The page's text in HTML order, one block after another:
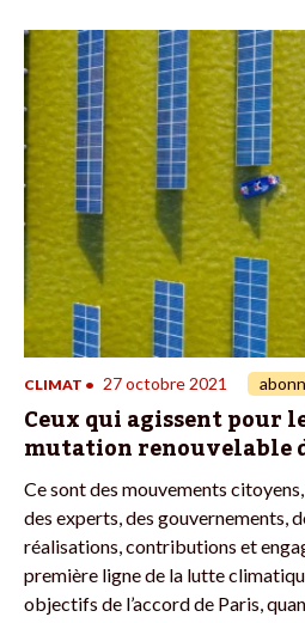
CLIMAT • 27 octobre 2021
Ceux qui agissent pour
mutation renouvelable
Ce sont des mouvements
des experts, des gouvernements,
réalisations, contributions et
première ligne de la lutte
objectifs de l’accord de Paris,